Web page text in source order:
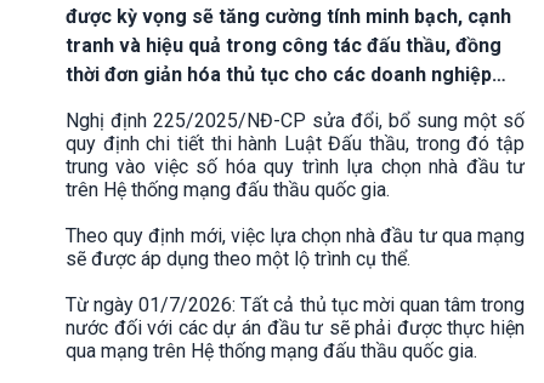
được kỳ vọng sẽ tăng cường tính minh bạch, cạnh
tranh và hiệu quả trong công tác đấu thầu, đồng
thời đơn giản hóa thủ tục cho các doanh nghiệp…
Nghị định 225/2025/NĐ-CP sửa đổi, bổ sung một số
quy định chi tiết thi hành Luật Đấu thầu, trong đó tập
trung vào việc số hóa quy trình lựa chọn nhà đầu tư
trên Hệ thống mạng đấu thầu quốc gia.
Theo quy định mới, việc lựa chọn nhà đầu tư qua mạng
sẽ được áp dụng theo một lộ trình cụ thể.
Từ ngày 01/7/2026: Tất cả thủ tục mời quan tâm trong
nước đối với các dự án đầu tư sẽ phải được thực hiện
qua mạng trên Hệ thống mạng đấu thầu quốc gia.